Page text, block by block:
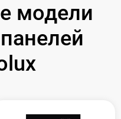
модели